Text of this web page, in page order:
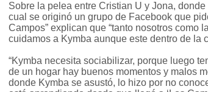
Sobre la pelea entre Cristian U y Jona,
cual se originó un grupo de Facebook que
Campos” explican que “tanto nosotros como
cuidamos a Kymba aunque este dentro de la
“Kymba necesita sociabilizar, porque luego
de un hogar hay buenos momentos y malos
donde Kymba se asustó, lo hizo por no